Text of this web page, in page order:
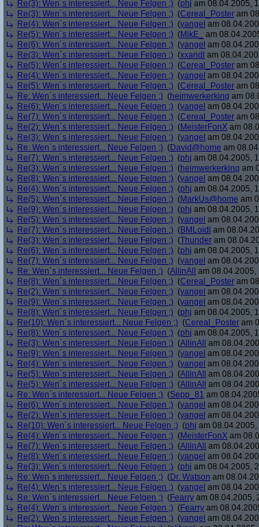
Re(3): Wen´s interessiert... Neue Felgen ;) (phj am 08.04.2005,
Re(3): Wen´s interessiert... Neue Felgen ;) (Cereal_Poster am
Re(4): Wen´s interessiert... Neue Felgen ;) (yangel am
Re(5): Wen´s interessiert... Neue Felgen ;) (MikE_
am
Re(6): Wen´s interessiert... Neue Felgen ;) (yangel am
Re(3): Wen´s interessiert... Neue Felgen ;) (xxandl am
Re(5): Wen´s interessiert... Neue Felgen ;) (Cereal_Poster am
Re(4): Wen´s interessiert... Neue Felgen ;) (yangel am
Re(5): Wen´s interessiert... Neue Felgen ;) (Cereal_Poster am
Re: Wen´s interessiert... Neue Felgen ;) (heimwerkerking am
Re(6): Wen´s interessiert... Neue Felgen ;) (yangel am
Re(7): Wen´s interessiert... Neue Felgen ;) (Cereal_Poster am
Re(2): Wen´s interessiert... Neue Felgen ;) (MeisterFonX am
Re(3): Wen´s interessiert... Neue Felgen ;) (yangel am
Re: Wen´s interessiert... Neue Felgen ;) (David@home am
Re(7): Wen´s interessiert... Neue Felgen ;) (phj am 08.04.2005,
Re(3): Wen´s interessiert... Neue Felgen ;) (heimwerkerking am
Re(8): Wen´s interessiert... Neue Felgen ;) (yangel am
Re(4): Wen´s interessiert... Neue Felgen ;) (phj am 08.04.2005,
Re(5): Wen´s interessiert... Neue Felgen ;) (MarkUs@home am
Re(9): Wen´s interessiert... Neue Felgen ;) (phj am 08.04.2005,
Re(5): Wen´s interessiert... Neue Felgen ;) (yangel am
Re(7): Wen´s interessiert... Neue Felgen ;) (BMLoidl am
Re(3): Wen´s interessiert... Neue Felgen ;) (Thunder am
Re(6): Wen´s interessiert... Neue Felgen ;) (phj am 08.04.2005,
Re(7): Wen´s interessiert... Neue Felgen ;) (yangel am
Re: Wen´s interessiert... Neue Felgen ;) (AllinAll
am 08.04.2005,
Re(8): Wen´s interessiert... Neue Felgen ;) (Cereal_Poster am
Re(2): Wen´s interessiert... Neue Felgen ;) (yangel am
Re(9): Wen´s interessiert... Neue Felgen ;) (yangel am
Re(8): Wen´s interessiert... Neue Felgen ;) (phj am 08.04.2005,
Re(10): Wen´s interessiert... Neue Felgen ;) (Cereal_Poster am
Re(8): Wen´s interessiert... Neue Felgen ;) (phj am 08.04.2005,
Re(3): Wen´s interessiert... Neue Felgen ;) (AllinAll
am
Re(9): Wen´s interessiert... Neue Felgen ;) (yangel am
Re(4): Wen´s interessiert... Neue Felgen ;) (yangel am
Re(5): Wen´s interessiert... Neue Felgen ;) (AllinAll
am
Re(5): Wen´s interessiert... Neue Felgen ;) (AllinAll
am
Re: Wen´s interessiert... Neue Felgen ;) (Sepp_81 am
Re(6): Wen´s interessiert... Neue Felgen ;) (yangel am
Re(2): Wen´s interessiert... Neue Felgen ;) (yangel am
Re(10): Wen´s interessiert... Neue Felgen ;) (phj am 08.04.2005,
Re(4): Wen´s interessiert... Neue Felgen ;) (MeisterFonX am
Re(7): Wen´s interessiert... Neue Felgen ;) (AllinAll
am
Re(8): Wen´s interessiert... Neue Felgen ;) (yangel am
Re(3): Wen´s interessiert... Neue Felgen ;) (phj am 08.04.2005,
Re: Wen´s interessiert... Neue Felgen ;) (Dr. Watson am
Re(4): Wen´s interessiert... Neue Felgen ;) (yangel am
Re: Wen´s interessiert... Neue Felgen ;) (Fearry am 08.04.2005,
Re(4): Wen´s interessiert... Neue Felgen ;) (Fearry am
Re(2): Wen´s interessiert... Neue Felgen ;) (yangel am